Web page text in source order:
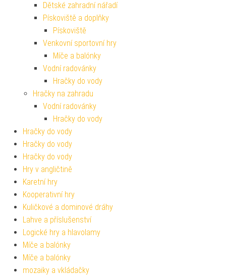
Dětské zahradní nářadí
Pískoviště a doplňky
Pískoviště
Venkovní sportovní hry
Míče a balónky
Vodní radovánky
Hračky do vody
Hračky na zahradu
Vodní radovánky
Hračky do vody
Hračky do vody
Hračky do vody
Hračky do vody
Hry v angličtině
Karetní hry
Kooperativní hry
Kuličkové a dominové dráhy
Lahve a příslušenství
Logické hry a hlavolamy
Míče a balónky
Míče a balónky
mozaiky a vkládačky